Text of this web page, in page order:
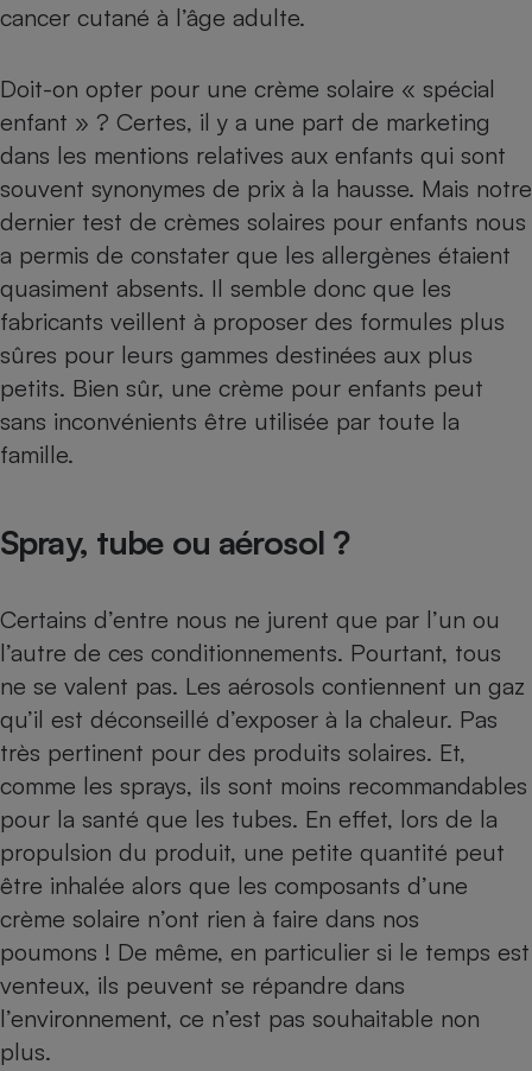
cancer cutané à l’âge adulte.
Doit-on opter pour une crème solaire « spécial
enfant » ? Certes, il y a une part de marketing
dans les mentions relatives aux enfants qui sont
souvent synonymes de prix à la hausse. Mais notre
dernier test de crèmes solaires pour enfants nous
a permis de constater que les allergènes étaient
quasiment absents. Il semble donc que les
fabricants veillent à proposer des formules plus
sûres pour leurs gammes destinées aux plus
petits. Bien sûr, une crème pour enfants peut
sans inconvénients être utilisée par toute la
famille.
Spray, tube ou aérosol ?
Certains d’entre nous ne jurent que par l’un ou
l’autre de ces conditionnements. Pourtant, tous
ne se valent pas. Les aérosols contiennent un gaz
qu’il est déconseillé d’exposer à la chaleur. Pas
très pertinent pour des produits solaires. Et,
comme les sprays, ils sont moins recommandables
pour la santé que les tubes. En effet, lors de la
propulsion du produit, une petite quantité peut
être inhalée alors que les composants d’une
crème solaire n’ont rien à faire dans nos
poumons ! De même, en particulier si le temps est
venteux, ils peuvent se répandre dans
l’environnement, ce n’est pas souhaitable non
plus.